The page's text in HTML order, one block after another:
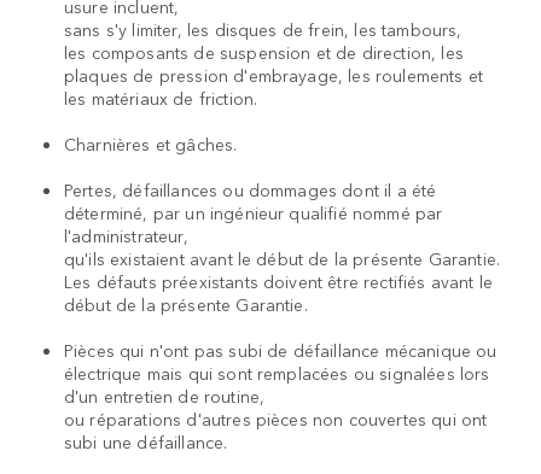
usure incluent,
sans s'y limiter, les disques de frein, les tambours,
les composants de suspension et de direction, les
plaques de pression d'embrayage, les roulements et
les matériaux de friction.
Charnières et gâches.
Pertes, défaillances ou dommages dont il a été
déterminé, par un ingénieur qualifié nommé par
l'administrateur,
qu'ils existaient avant le début de la présente Garantie.
Les défauts préexistants doivent être rectifiés avant le
début de la présente Garantie.
Pièces qui n'ont pas subi de défaillance mécanique ou
électrique mais qui sont remplacées ou signalées lors
d'un entretien de routine,
ou réparations d'autres pièces non couvertes qui ont
subi une défaillance.